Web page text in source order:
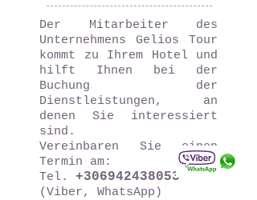
Der Mitarbeiter des
Unternehmens Gelios Tour
kommt zu Ihrem Hotel und
hilft Ihnen bei der
Buchung der
Dienstleistungen, an
denen Sie interessiert
sind.
Vereinbaren Sie einen
Termin am:
Tel. +306942438053
(Viber, WhatsApp)